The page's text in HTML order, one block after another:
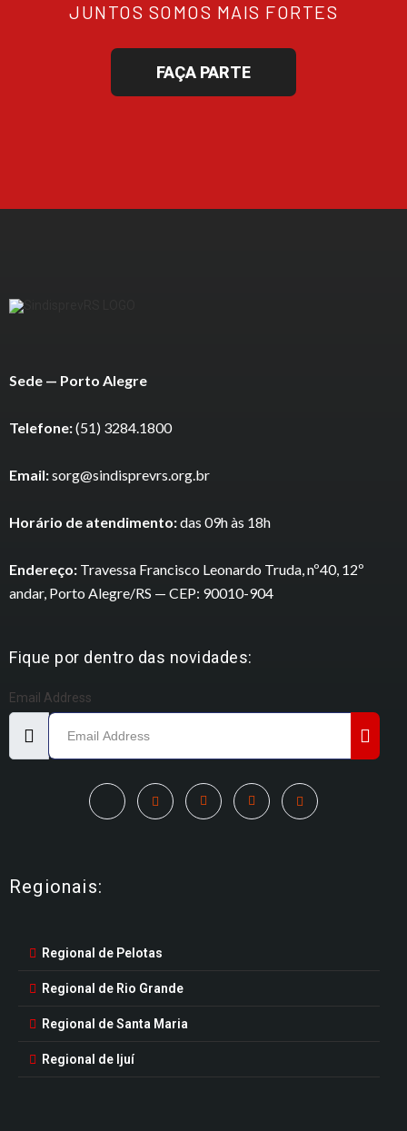
JUNTOS SOMOS MAIS FORTES
FAÇA PARTE
Sede — Porto Alegre
Telefone:(51) 3284.1800
Email:sorg@sindisprevrs.org.br
Horário de atendimento:das 09h às 18h
Endereço: Travessa Francisco Leonardo Truda, nº40, 12º
andar, Porto Alegre/RS — CEP: 90010-904
Fique por dentro das novidades:
Email Address
Regionais:
Regional de Pelotas
Regional de Rio Grande
Regional de Santa Maria
Regional de Ijuí